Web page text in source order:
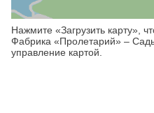
Нажмите «Загрузить карту»,
Фабрика «Пролетарий» –
управление картой.